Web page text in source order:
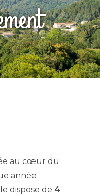
au cœur du
année
dispose de 4